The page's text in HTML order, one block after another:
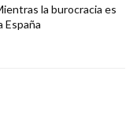
la burocracia es
España